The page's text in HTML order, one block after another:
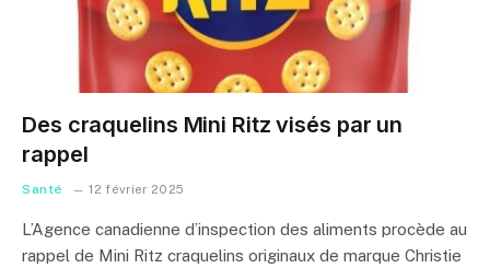
Des craquelins Mini Ritz visés par un
rappel
Santé 12 février 2025
L’Agence canadienne d’inspection des aliments procède au
rappel de Mini Ritz craquelins originaux de marque Christie